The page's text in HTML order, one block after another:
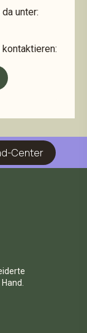
unter:
Center